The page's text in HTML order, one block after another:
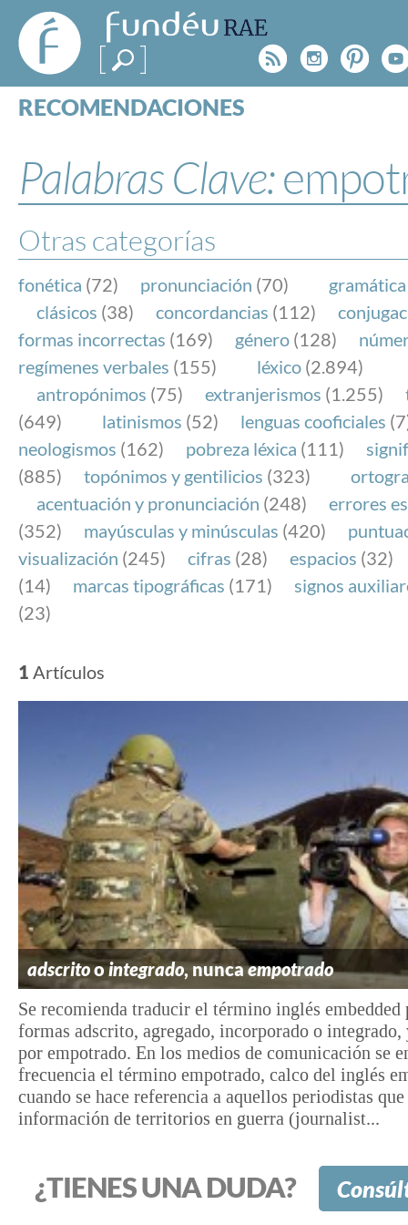
FundéuRAE
- Fundación
del Español
Urgente
Rss
RECOMENDACIONES
ESPECIALES
BLOG
NOTICIAS
SOBRE LA FUNDÉURAE
FundéuRAE es una fundación patrocinada por la
y la Real Academia Española, cuyo objetivo es
el buen uso del español en los medios de
Internet.
Palabras Clave:
Otras categorías
fonética (72) pronunciación (70) gramática
clásicos (38) concordancias (112)
formas incorrectas (169) género (128)
regímenes verbales (155) léxico (2.894)
antropónimos (75) extranjerismos (1.255)
(649)
latinismos (52) lenguas cooficiales
neologismos (162) pobreza léxica (111)
(885)
topónimos y gentilicios (323)
acentuación y pronunciación (248)
errores
(352)
mayúsculas y minúsculas (420)
visualización (245) cifras (28) espacios (32)
(14)
marcas tipográficas (171)
signos
(23)
1 Artículos
adscritoointegrado, nuncaempotrado
Se recomienda traducir el término inglés embedded
formas adscrito, agregado, incorporado o integrado,
por empotrado. En los medios de comunicación se
frecuencia el término empotrado, calco del inglés
cuando se hace referencia a aquellos periodistas
información de territorios en guerra (journalist...
¿TIENES UNA DUDA?